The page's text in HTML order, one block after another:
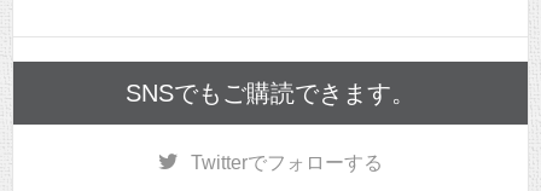
SNSでもご購読できます。
Twitterでフォローする